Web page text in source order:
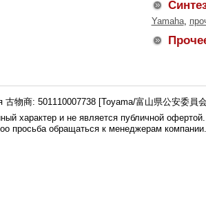
Yamaha,
古物商: 501110007738 [Toyama/富山県公安委員
характер и не является публичной
просьба обращаться к менеджерам компании.